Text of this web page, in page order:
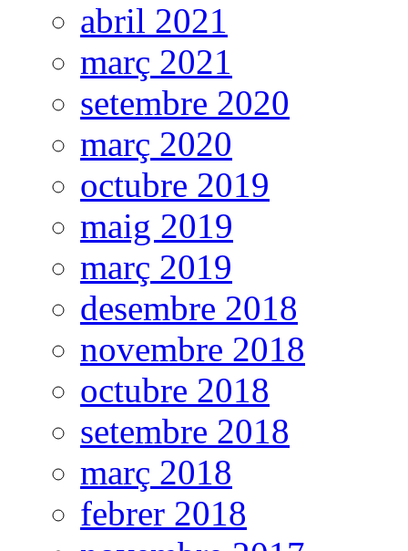
abril 2021
març 2021
setembre 2020
març 2020
octubre 2019
maig 2019
març 2019
desembre 2018
novembre 2018
octubre 2018
setembre 2018
març 2018
febrer 2018